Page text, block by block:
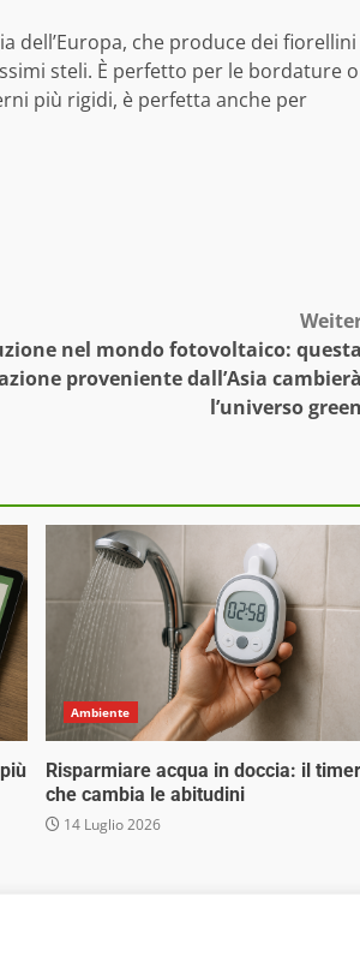
dell’Europa, che produce dei fiorellini
steli. È perfetto per le bordature o
più rigidi, è perfetta anche per
nel mondo fotovoltaico:
proveniente dall’Asia
l’universo
Ambiente
Risparmiare acqua in doccia: il timer
che cambia le abitudini
14 Luglio 2026
310 - 00184 Roma - P.Iva
un prodotto editoriale ai